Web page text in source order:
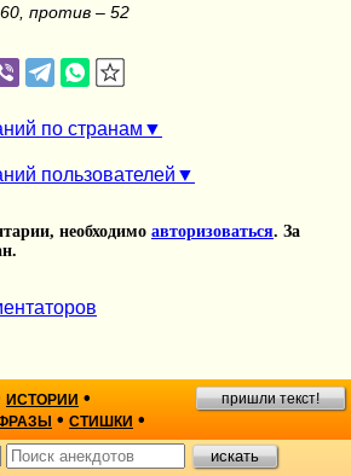
против – 52
по странам
пользователей
необходимо авторизоваться. За
ИСТОРИИ •
• СТИШКИ •
пришли текст!